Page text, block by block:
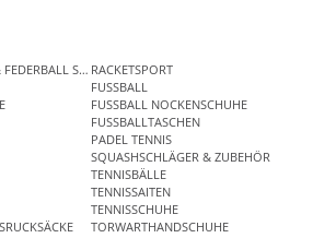
SETSRACKETSPORT
FUSSBALL
FUSSBALL NOCKENSCHUHE
FUSSBALLTASCHEN
PADEL TENNIS
SQUASHSCHLÄGER & ZUBEHÖR
TENNISBÄLLE
TENNISSAITEN
TENNISSCHUHE
TORWARTHANDSCHUHE